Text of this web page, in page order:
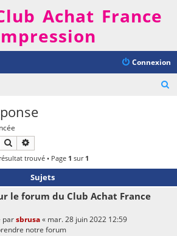
Achat France
Connexion
Rechercher
trouvé • Page 1 sur 1
Sujets
le forum du Club Achat France
parsbrusa« mar. 28 juin 2022 12:59
notre forum